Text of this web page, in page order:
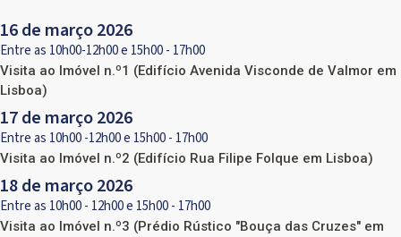
16 de março 2026
Entre as 10h00-12h00 e 15h00 - 17h00
Visita ao Imóvel n.º1 (Edifício Avenida Visconde de Valmor em
Lisboa)
17 de março 2026
Entre as 10h00 -12h00 e 15h00 - 17h00
Visita ao Imóvel n.º2 (Edifício Rua Filipe Folque em Lisboa)
18 de março 2026
Entre as 10h00 - 12h00 e 15h00 - 17h00
Visita ao Imóvel n.º3 (Prédio Rústico "Bouça das Cruzes" em